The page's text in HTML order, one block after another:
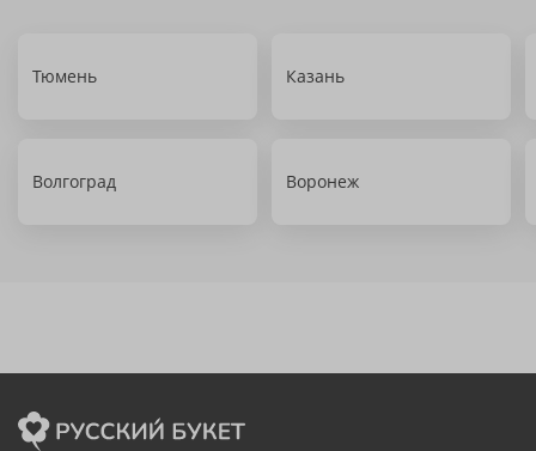
Тюмень Казань
Волгоград Воронеж